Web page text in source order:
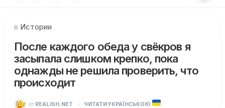
в Истории
После каждого обеда у свёкров я
засыпала слишком крепко, пока
однажды не решила проверить, что
происходит
от REALISH.NET · ЧИТАТИ УКРАЇНСЬКОЮ